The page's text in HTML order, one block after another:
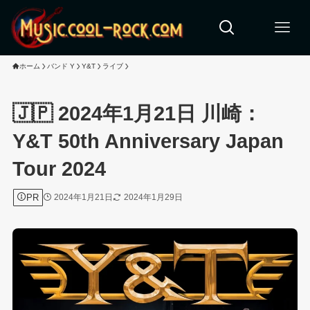
ホーム バンド Y Y&T ライブ
🇯🇵 2024年1月21日 川崎：
Y&T 50th Anniversary Japan
Tour 2024
PR 2024年1月21日 2024年1月29日